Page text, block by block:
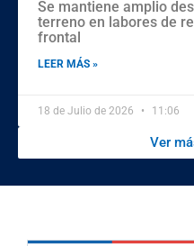
Se mantiene amplio
terreno en labores de
frontal
LEER MÁS »
18 de Julio de 2026 11:06
Ver